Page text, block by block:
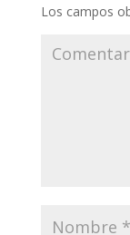
Los campos